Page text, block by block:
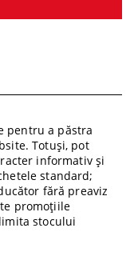
pentru a păstra
Totuși, pot
informativ și
standard;
fără preaviz
promoțiile
stocului